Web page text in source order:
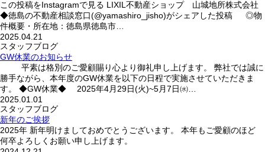
この投稿をInstagramで見る LIXIL不動産ショップ 山城地所株式会社
◆徳島の不動産相談窓口(@yamashiro_jisho)がシェアした投稿 ◎物
件概要・所在地：徳島県徳島市…
2025.04.21
スタッフブログ
GW休業のお知らせ
平素は格別のご愛顧賜り心より御礼申し上げます。 弊社では誠に
勝手ながら、本年度のGW休業を以下の日程で実施させていただきま
す。 ◆GW休業◆ 2025年4月29日(火)~5月7日㈬…
2025.01.01
スタッフブログ
新年のご挨拶
2025年 新年明けましておめでとうございます。 本年もご愛顧のほど
何卒よろしくお願い申し上げます。